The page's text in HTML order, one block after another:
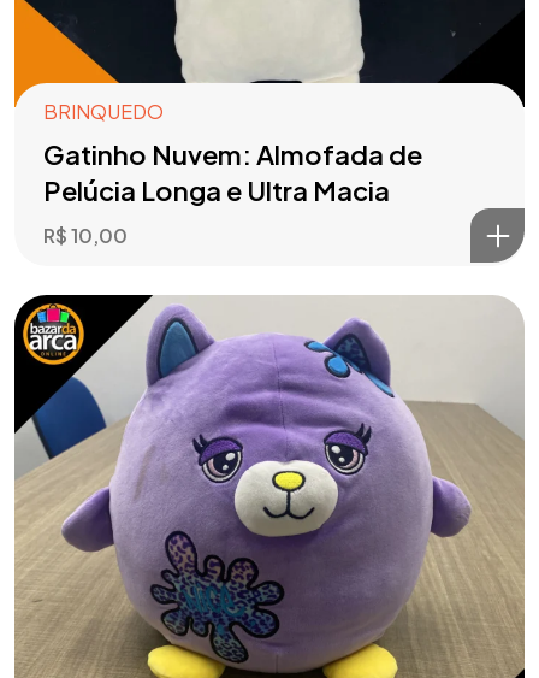
BRINQUEDO
Gatinho Nuvem: Almofada de
Pelúcia Longa e Ultra Macia
R$10,00